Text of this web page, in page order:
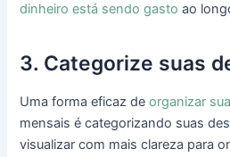
dinheiro está sendo gasto ao
3. Categorize suas
Uma forma eficaz deorganizar
mensais é categorizando suas
visualizar com mais clareza para